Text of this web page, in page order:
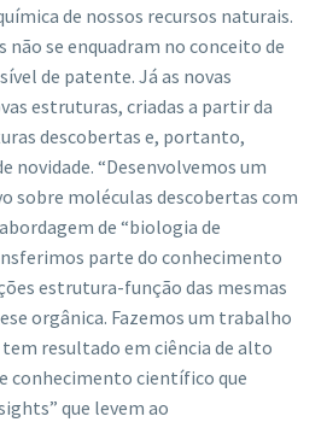
de nossos recursos naturais.
não se enquadram no conceito de
de patente. Já as novas
estruturas, criadas a partir da
descobertas e, portanto,
novidade. “Desenvolvemos um
sobre moléculas descobertas com
de “biologia de
parte do conhecimento
estrutura-função das mesmas
orgânica. Fazemos um trabalho
tem resultado em ciência de alto
conhecimento científico que
que levem ao